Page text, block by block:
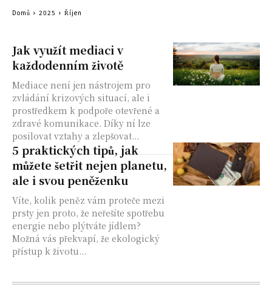
Jak využít mediaci v
každodenním životě
Mediace není jen nástrojem pro
zvládání krizových situací, ale i
prostředkem k podpoře otevřené a
zdravé komunikace. Díky ní lze
posilovat vztahy a zlepšovat...
5 praktických tipů, jak
můžete šetřit nejen planetu,
ale i svou peněženku
Víte, kolik peněz vám proteče mezi
prsty jen proto, že neřešíte spotřebu
energie nebo plýtváte jídlem?
Možná vás překvapí, že ekologický
přístup k životu...
Domů 2025 Říjen